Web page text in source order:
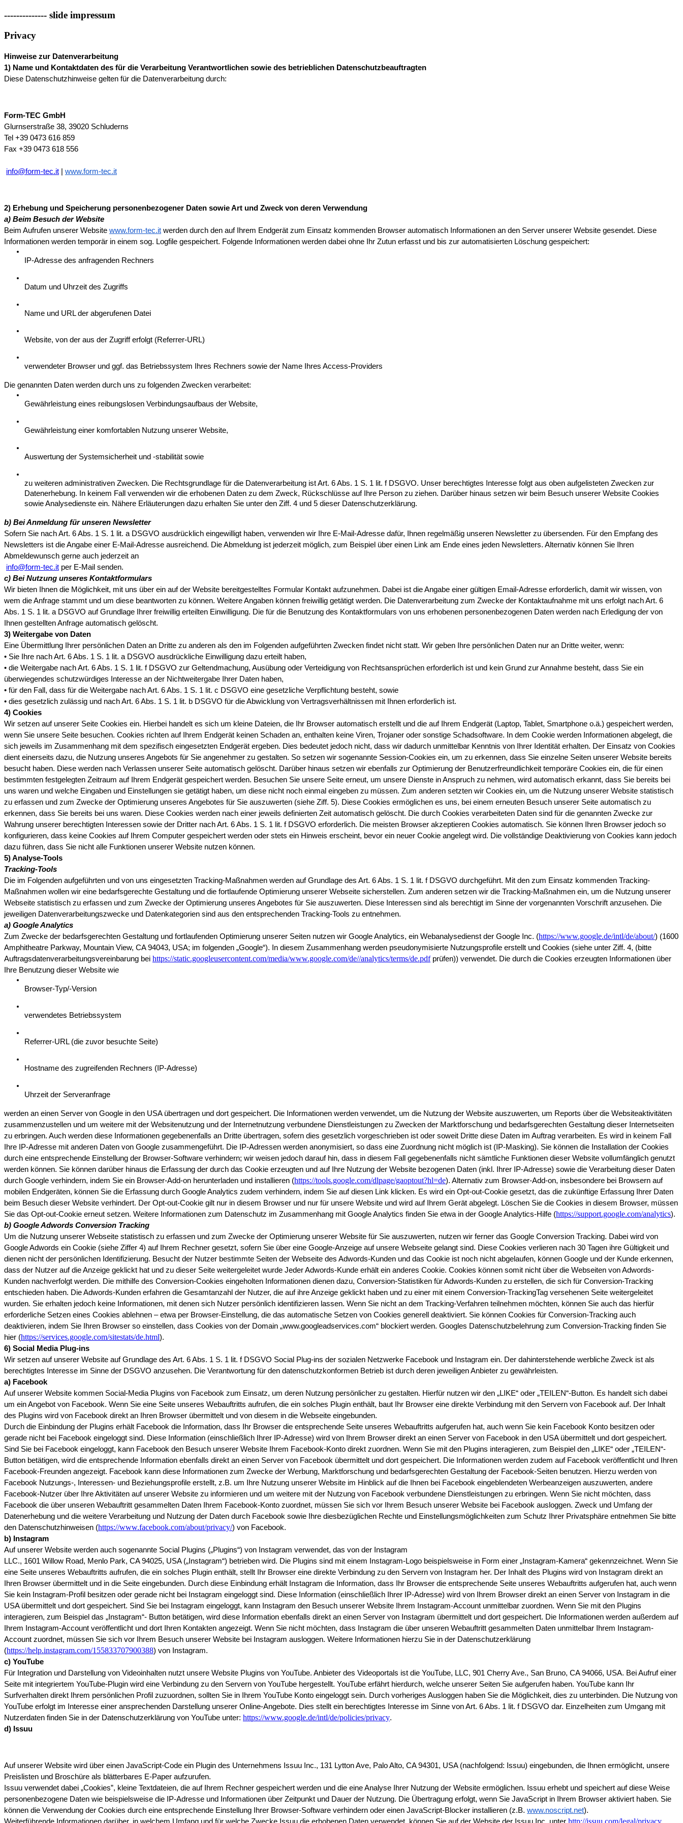
-------------- slide impressum
Privacy
Hinweise zur Datenverarbeitung
1) Name und Kontaktdaten des für die Verarbeitung Verantwortlichen sowie des betrieblichen Datenschutzbeauftragten
Diese Datenschutzhinweise gelten für die Datenverarbeitung durch:
Form-TEC GmbH
Glurnserstraße 38, 39020 Schluderns
Tel +39 0473 616 859
Fax +39 0473 618 556
info@form-tec.it www.form-tec.it
2) Erhebung und Speicherung personenbezogener Daten sowie Art und Zweck von deren Verwendung
a) Beim Besuch der Website
Beim Aufrufen unserer Website www.form-tec.it werden durch den auf Ihrem Endgerät zum Einsatz kommenden Browser automatisch Informationen an den Server unserer Website gesendet. Diese
Informationen werden temporär in einem sog. Logfile gespeichert. Folgende Informationen werden dabei ohne Ihr Zutun erfasst und bis zur automatisierten Löschung gespeichert:
IP-Adresse des anfragenden Rechners
Datum und Uhrzeit des Zugriffs
Name und URL der abgerufenen Datei
Website, von der aus der Zugriff erfolgt (Referrer-URL)
verwendeter Browser und ggf. das Betriebssystem Ihres Rechners sowie der Name Ihres Access-Providers
Die genannten Daten werden durch uns zu folgenden Zwecken verarbeitet:
Gewährleistung eines reibungslosen Verbindungsaufbaus der Website,
Gewährleistung einer komfortablen Nutzung unserer Website,
Auswertung der Systemsicherheit und -stabilität sowie
zu weiteren administrativen Zwecken. Die Rechtsgrundlage für die Datenverarbeitung ist Art. 6 Abs. 1 S. 1 lit. f DSGVO. Unser berechtigtes Interesse folgt aus oben aufgelisteten Zwecken zur
Datenerhebung. In keinem Fall verwenden wir die erhobenen Daten zu dem Zweck, Rückschlüsse auf Ihre Person zu ziehen. Darüber hinaus setzen wir beim Besuch unserer Website Cookies
sowie Analysedienste ein. Nähere Erläuterungen dazu erhalten Sie unter den Ziff. 4 und 5 dieser Datenschutzerklärung.
b) Bei Anmeldung für unseren Newsletter
Sofern Sie nach Art. 6 Abs. 1 S. 1 lit. a DSGVO ausdrücklich eingewilligt haben, verwenden wir Ihre E-Mail-Adresse dafür, Ihnen regelmäßig unseren Newsletter zu übersenden. Für den Empfang des
Newsletters ist die Angabe einer E-Mail-Adresse ausreichend. Die Abmeldung ist jederzeit möglich, zum Beispiel über einen Link am Ende eines jeden Newsletters. Alternativ können Sie Ihren
Abmeldewunsch gerne auch jederzeit an
info@form-tec.it per E-Mail senden.
c) Bei Nutzung unseres Kontaktformulars
Wir bieten Ihnen die Möglichkeit, mit uns über ein auf der Website bereitgestelltes Formular Kontakt aufzunehmen. Dabei ist die Angabe einer gültigen Email-Adresse erforderlich, damit wir wissen, von
wem die Anfrage stammt und um diese beantworten zu können. Weitere Angaben können freiwillig getätigt werden. Die Datenverarbeitung zum Zwecke der Kontaktaufnahme mit uns erfolgt nach Art. 6
Abs. 1 S. 1 lit. a DSGVO auf Grundlage Ihrer freiwillig erteilten Einwilligung. Die für die Benutzung des Kontaktformulars von uns erhobenen personenbezogenen Daten werden nach Erledigung der von
Ihnen gestellten Anfrage automatisch gelöscht.
3) Weitergabe von Daten
Eine Übermittlung Ihrer persönlichen Daten an Dritte zu anderen als den im Folgenden aufgeführten Zwecken findet nicht statt. Wir geben Ihre persönlichen Daten nur an Dritte weiter, wenn:
• Sie Ihre nach Art. 6 Abs. 1 S. 1 lit. a DSGVO ausdrückliche Einwilligung dazu erteilt haben,
• die Weitergabe nach Art. 6 Abs. 1 S. 1 lit. f DSGVO zur Geltendmachung, Ausübung oder Verteidigung von Rechtsansprüchen erforderlich ist und kein Grund zur Annahme besteht, dass Sie ein
überwiegendes schutzwürdiges Interesse an der Nichtweitergabe Ihrer Daten haben,
• für den Fall, dass für die Weitergabe nach Art. 6 Abs. 1 S. 1 lit. c DSGVO eine gesetzliche Verpflichtung besteht, sowie
• dies gesetzlich zulässig und nach Art. 6 Abs. 1 S. 1 lit. b DSGVO für die Abwicklung von Vertragsverhältnissen mit Ihnen erforderlich ist.
4) Cookies
Wir setzen auf unserer Seite Cookies ein. Hierbei handelt es sich um kleine Dateien, die Ihr Browser automatisch erstellt und die auf Ihrem Endgerät (Laptop, Tablet, Smartphone o.ä.) gespeichert werden,
wenn Sie unsere Seite besuchen. Cookies richten auf Ihrem Endgerät keinen Schaden an, enthalten keine Viren, Trojaner oder sonstige Schadsoftware. In dem Cookie werden Informationen abgelegt, die
sich jeweils im Zusammenhang mit dem spezifisch eingesetzten Endgerät ergeben. Dies bedeutet jedoch nicht, dass wir dadurch unmittelbar Kenntnis von Ihrer Identität erhalten. Der Einsatz von Cookies
dient einerseits dazu, die Nutzung unseres Angebots für Sie angenehmer zu gestalten. So setzen wir sogenannte Session-Cookies ein, um zu erkennen, dass Sie einzelne Seiten unserer Website bereits
besucht haben. Diese werden nach Verlassen unserer Seite automatisch gelöscht. Darüber hinaus setzen wir ebenfalls zur Optimierung der Benutzerfreundlichkeit temporäre Cookies ein, die für einen
bestimmten festgelegten Zeitraum auf Ihrem Endgerät gespeichert werden. Besuchen Sie unsere Seite erneut, um unsere Dienste in Anspruch zu nehmen, wird automatisch erkannt, dass Sie bereits bei
uns waren und welche Eingaben und Einstellungen sie getätigt haben, um diese nicht noch einmal eingeben zu müssen. Zum anderen setzten wir Cookies ein, um die Nutzung unserer Website statistisch
zu erfassen und zum Zwecke der Optimierung unseres Angebotes für Sie auszuwerten (siehe Ziff. 5). Diese Cookies ermöglichen es uns, bei einem erneuten Besuch unserer Seite automatisch zu
erkennen, dass Sie bereits bei uns waren. Diese Cookies werden nach einer jeweils definierten Zeit automatisch gelöscht. Die durch Cookies verarbeiteten Daten sind für die genannten Zwecke zur
Wahrung unserer berechtigten Interessen sowie der Dritter nach Art. 6 Abs. 1 S. 1 lit. f DSGVO erforderlich. Die meisten Browser akzeptieren Cookies automatisch. Sie können Ihren Browser jedoch so
konfigurieren, dass keine Cookies auf Ihrem Computer gespeichert werden oder stets ein Hinweis erscheint, bevor ein neuer Cookie angelegt wird. Die vollständige Deaktivierung von Cookies kann jedoch
dazu führen, dass Sie nicht alle Funktionen unserer Website nutzen können.
5) Analyse-Tools
Tracking-Tools
Die im Folgenden aufgeführten und von uns eingesetzten Tracking-Maßnahmen werden auf Grundlage des Art. 6 Abs. 1 S. 1 lit. f DSGVO durchgeführt. Mit den zum Einsatz kommenden Tracking-
Maßnahmen wollen wir eine bedarfsgerechte Gestaltung und die fortlaufende Optimierung unserer Webseite sicherstellen. Zum anderen setzen wir die Tracking-Maßnahmen ein, um die Nutzung unserer
Webseite statistisch zu erfassen und zum Zwecke der Optimierung unseres Angebotes für Sie auszuwerten. Diese Interessen sind als berechtigt im Sinne der vorgenannten Vorschrift anzusehen. Die
jeweiligen Datenverarbeitungszwecke und Datenkategorien sind aus den entsprechenden Tracking-Tools zu entnehmen.
a) Google Analytics
Zum Zwecke der bedarfsgerechten Gestaltung und fortlaufenden Optimierung unserer Seiten nutzen wir Google Analytics, ein Webanalysedienst der Google Inc. (https://www.google.de/intl/de/about/) (1600
Amphitheatre Parkway, Mountain View, CA 94043, USA; im folgenden „Google“). In diesem Zusammenhang werden pseudonymisierte Nutzungsprofile erstellt und Cookies (siehe unter Ziff. 4, (bitte
Auftragsdatenverarbeitungsvereinbarung bei https://static.googleusercontent.com/media/www.google.com/de//analytics/terms/de.pdf prüfen)) verwendet. Die durch die Cookies erzeugten Informationen über
Ihre Benutzung dieser Website wie
Browser-Typ/-Version
verwendetes Betriebssystem
Referrer-URL (die zuvor besuchte Seite)
Hostname des zugreifenden Rechners (IP-Adresse)
Uhrzeit der Serveranfrage
werden an einen Server von Google in den USA übertragen und dort gespeichert. Die Informationen werden verwendet, um die Nutzung der Website auszuwerten, um Reports über die Websiteaktivitäten
zusammenzustellen und um weitere mit der Websitenutzung und der Internetnutzung verbundene Dienstleistungen zu Zwecken der Marktforschung und bedarfsgerechten Gestaltung dieser Internetseiten
zu erbringen. Auch werden diese Informationen gegebenenfalls an Dritte übertragen, sofern dies gesetzlich vorgeschrieben ist oder soweit Dritte diese Daten im Auftrag verarbeiten. Es wird in keinem Fall
Ihre IP-Adresse mit anderen Daten von Google zusammengeführt. Die IP-Adressen werden anonymisiert, so dass eine Zuordnung nicht möglich ist (IP-Masking). Sie können die Installation der Cookies
durch eine entsprechende Einstellung der Browser-Software verhindern; wir weisen jedoch darauf hin, dass in diesem Fall gegebenenfalls nicht sämtliche Funktionen dieser Website vollumfänglich genutzt
werden können. Sie können darüber hinaus die Erfassung der durch das Cookie erzeugten und auf Ihre Nutzung der Website bezogenen Daten (inkl. Ihrer IP-Adresse) sowie die Verarbeitung dieser Daten
durch Google verhindern, indem Sie ein Browser-Add-on herunterladen und installieren (https://tools.google.com/dlpage/gaoptout?hl=de). Alternativ zum Browser-Add-on, insbesondere bei Browsern auf
mobilen Endgeräten, können Sie die Erfassung durch Google Analytics zudem verhindern, indem Sie auf diesen Link klicken. Es wird ein Opt-out-Cookie gesetzt, das die zukünftige Erfassung Ihrer Daten
beim Besuch dieser Website verhindert. Der Opt-out-Cookie gilt nur in diesem Browser und nur für unsere Website und wird auf Ihrem Gerät abgelegt. Löschen Sie die Cookies in diesem Browser, müssen
Sie das Opt-out-Cookie erneut setzen. Weitere Informationen zum Datenschutz im Zusammenhang mit Google Analytics finden Sie etwa in der Google Analytics-Hilfe (https://support.google.com/analytics).
b) Google Adwords Conversion Tracking
Um die Nutzung unserer Webseite statistisch zu erfassen und zum Zwecke der Optimierung unserer Website für Sie auszuwerten, nutzen wir ferner das Google Conversion Tracking. Dabei wird von
Google Adwords ein Cookie (siehe Ziffer 4) auf Ihrem Rechner gesetzt, sofern Sie über eine Google-Anzeige auf unsere Webseite gelangt sind. Diese Cookies verlieren nach 30 Tagen ihre Gültigkeit und
dienen nicht der persönlichen Identifizierung. Besucht der Nutzer bestimmte Seiten der Webseite des Adwords-Kunden und das Cookie ist noch nicht abgelaufen, können Google und der Kunde erkennen,
dass der Nutzer auf die Anzeige geklickt hat und zu dieser Seite weitergeleitet wurde Jeder Adwords-Kunde erhält ein anderes Cookie. Cookies können somit nicht über die Webseiten von Adwords-
Kunden nachverfolgt werden. Die mithilfe des Conversion-Cookies eingeholten Informationen dienen dazu, Conversion-Statistiken für Adwords-Kunden zu erstellen, die sich für Conversion-Tracking
entschieden haben. Die Adwords-Kunden erfahren die Gesamtanzahl der Nutzer, die auf ihre Anzeige geklickt haben und zu einer mit einem Conversion-TrackingTag versehenen Seite weitergeleitet
wurden. Sie erhalten jedoch keine Informationen, mit denen sich Nutzer persönlich identifizieren lassen. Wenn Sie nicht an dem Tracking-Verfahren teilnehmen möchten, können Sie auch das hierfür
erforderliche Setzen eines Cookies ablehnen – etwa per Browser-Einstellung, die das automatische Setzen von Cookies generell deaktiviert. Sie können Cookies für Conversion-Tracking auch
deaktivieren, indem Sie Ihren Browser so einstellen, dass Cookies von der Domain „www.googleadservices.com“ blockiert werden. Googles Datenschutzbelehrung zum Conversion-Tracking finden Sie
hier (https://services.google.com/sitestats/de.html).
6) Social Media Plug-ins
Wir setzen auf unserer Website auf Grundlage des Art. 6 Abs. 1 S. 1 lit. f DSGVO Social Plug-ins der sozialen Netzwerke Facebook und Instagram ein. Der dahinterstehende werbliche Zweck ist als
berechtigtes Interesse im Sinne der DSGVO anzusehen. Die Verantwortung für den datenschutzkonformen Betrieb ist durch deren jeweiligen Anbieter zu gewährleisten.
a) Facebook
Auf unserer Website kommen Social-Media Plugins von Facebook zum Einsatz, um deren Nutzung persönlicher zu gestalten. Hierfür nutzen wir den „LIKE“ oder „TEILEN“-Button. Es handelt sich dabei
um ein Angebot von Facebook. Wenn Sie eine Seite unseres Webauftritts aufrufen, die ein solches Plugin enthält, baut Ihr Browser eine direkte Verbindung mit den Servern von Facebook auf. Der Inhalt
des Plugins wird von Facebook direkt an Ihren Browser übermittelt und von diesem in die Webseite eingebunden.
Durch die Einbindung der Plugins erhält Facebook die Information, dass Ihr Browser die entsprechende Seite unseres Webauftritts aufgerufen hat, auch wenn Sie kein Facebook Konto besitzen oder
gerade nicht bei Facebook eingeloggt sind. Diese Information (einschließlich Ihrer IP-Adresse) wird von Ihrem Browser direkt an einen Server von Facebook in den USA übermittelt und dort gespeichert.
Sind Sie bei Facebook eingeloggt, kann Facebook den Besuch unserer Website Ihrem Facebook-Konto direkt zuordnen. Wenn Sie mit den Plugins interagieren, zum Beispiel den „LIKE“ oder „TEILEN“-
Button betätigen, wird die entsprechende Information ebenfalls direkt an einen Server von Facebook übermittelt und dort gespeichert. Die Informationen werden zudem auf Facebook veröffentlicht und Ihren
Facebook-Freunden angezeigt. Facebook kann diese Informationen zum Zwecke der Werbung, Marktforschung und bedarfsgerechten Gestaltung der Facebook-Seiten benutzen. Hierzu werden von
Facebook Nutzungs-, Interessen- und Beziehungsprofile erstellt, z.B. um Ihre Nutzung unserer Website im Hinblick auf die Ihnen bei Facebook eingeblendeten Werbeanzeigen auszuwerten, andere
Facebook-Nutzer über Ihre Aktivitäten auf unserer Website zu informieren und um weitere mit der Nutzung von Facebook verbundene Dienstleistungen zu erbringen. Wenn Sie nicht möchten, dass
Facebook die über unseren Webauftritt gesammelten Daten Ihrem Facebook-Konto zuordnet, müssen Sie sich vor Ihrem Besuch unserer Website bei Facebook ausloggen. Zweck und Umfang der
Datenerhebung und die weitere Verarbeitung und Nutzung der Daten durch Facebook sowie Ihre diesbezüglichen Rechte und Einstellungsmöglichkeiten zum Schutz Ihrer Privatsphäre entnehmen Sie bitte
den Datenschutzhinweisen (https://www.facebook.com/about/privacy/) von Facebook.
b) Instagram
Auf unserer Website werden auch sogenannte Social Plugins („Plugins“) von Instagram verwendet, das von der Instagram
LLC., 1601 Willow Road, Menlo Park, CA 94025, USA („Instagram“) betrieben wird. Die Plugins sind mit einem Instagram-Logo beispielsweise in Form einer „Instagram-Kamera“ gekennzeichnet. Wenn Sie
eine Seite unseres Webauftritts aufrufen, die ein solches Plugin enthält, stellt Ihr Browser eine direkte Verbindung zu den Servern von Instagram her. Der Inhalt des Plugins wird von Instagram direkt an
Ihren Browser übermittelt und in die Seite eingebunden. Durch diese Einbindung erhält Instagram die Information, dass Ihr Browser die entsprechende Seite unseres Webauftritts aufgerufen hat, auch wenn
Sie kein Instagram-Profil besitzen oder gerade nicht bei Instagram eingeloggt sind. Diese Information (einschließlich Ihrer IP-Adresse) wird von Ihrem Browser direkt an einen Server von Instagram in die
USA übermittelt und dort gespeichert. Sind Sie bei Instagram eingeloggt, kann Instagram den Besuch unserer Website Ihrem Instagram-Account unmittelbar zuordnen. Wenn Sie mit den Plugins
interagieren, zum Beispiel das „Instagram“- Button betätigen, wird diese Information ebenfalls direkt an einen Server von Instagram übermittelt und dort gespeichert. Die Informationen werden außerdem auf
Ihrem Instagram-Account veröffentlicht und dort Ihren Kontakten angezeigt. Wenn Sie nicht möchten, dass Instagram die über unseren Webauftritt gesammelten Daten unmittelbar Ihrem Instagram-
Account zuordnet, müssen Sie sich vor Ihrem Besuch unserer Website bei Instagram ausloggen. Weitere Informationen hierzu Sie in der Datenschutzerklärung
(https://help.instagram.com/155833707900388) von Instagram.
c) YouTube
Für Integration und Darstellung von Videoinhalten nutzt unsere Website Plugins von YouTube. Anbieter des Videoportals ist die YouTube, LLC, 901 Cherry Ave., San Bruno, CA 94066, USA. Bei Aufruf einer
Seite mit integriertem YouTube-Plugin wird eine Verbindung zu den Servern von YouTube hergestellt. YouTube erfährt hierdurch, welche unserer Seiten Sie aufgerufen haben. YouTube kann Ihr
Surfverhalten direkt Ihrem persönlichen Profil zuzuordnen, sollten Sie in Ihrem YouTube Konto eingeloggt sein. Durch vorheriges Ausloggen haben Sie die Möglichkeit, dies zu unterbinden. Die Nutzung von
YouTube erfolgt im Interesse einer ansprechenden Darstellung unserer Online-Angebote. Dies stellt ein berechtigtes Interesse im Sinne von Art. 6 Abs. 1 lit. f DSGVO dar. Einzelheiten zum Umgang mit
Nutzerdaten finden Sie in der Datenschutzerklärung von YouTube unter: https://www.google.de/intl/de/policies/privacy.
d) Issuu
Auf unserer Website wird über einen JavaScript-Code ein Plugin des Unternehmens Issuu Inc., 131 Lytton Ave, Palo Alto, CA 94301, USA (nachfolgend: Issuu) eingebunden, die Ihnen ermöglicht, unsere
Preislisten und Broschüre als blätterbares E-Paper aufzurufen.
Issuu verwendet dabei „Cookies”, kleine Textdateien, die auf Ihrem Rechner gespeichert werden und die eine Analyse Ihrer Nutzung der Website ermöglichen. Issuu erhebt und speichert auf diese Weise
personenbezogene Daten wie beispielsweise die IP-Adresse und Informationen über Zeitpunkt und Dauer der Nutzung. Die Übertragung erfolgt, wenn Sie JavaScript in Ihrem Browser aktiviert haben. Sie
können die Verwendung der Cookies durch eine entsprechende Einstellung Ihrer Browser-Software verhindern oder einen JavaScript-Blocker installieren (z.B. www.noscript.net).